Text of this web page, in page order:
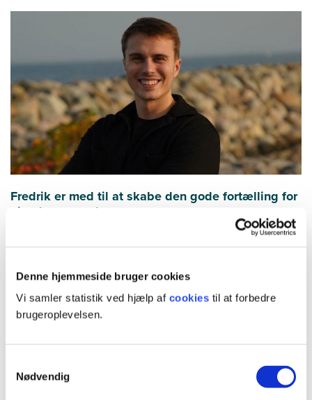
Denne hjemmeside bruger cookies
Vi samler statistik ved hjælp af cookies til at forbedre
brugeroplevelsen.
Nødvendig
Fredrik er med til at skabe den gode fortælling for
ejendomsmæglere
For Fredrik har det altid været en drivkraft at skabe og udvikle. Nu